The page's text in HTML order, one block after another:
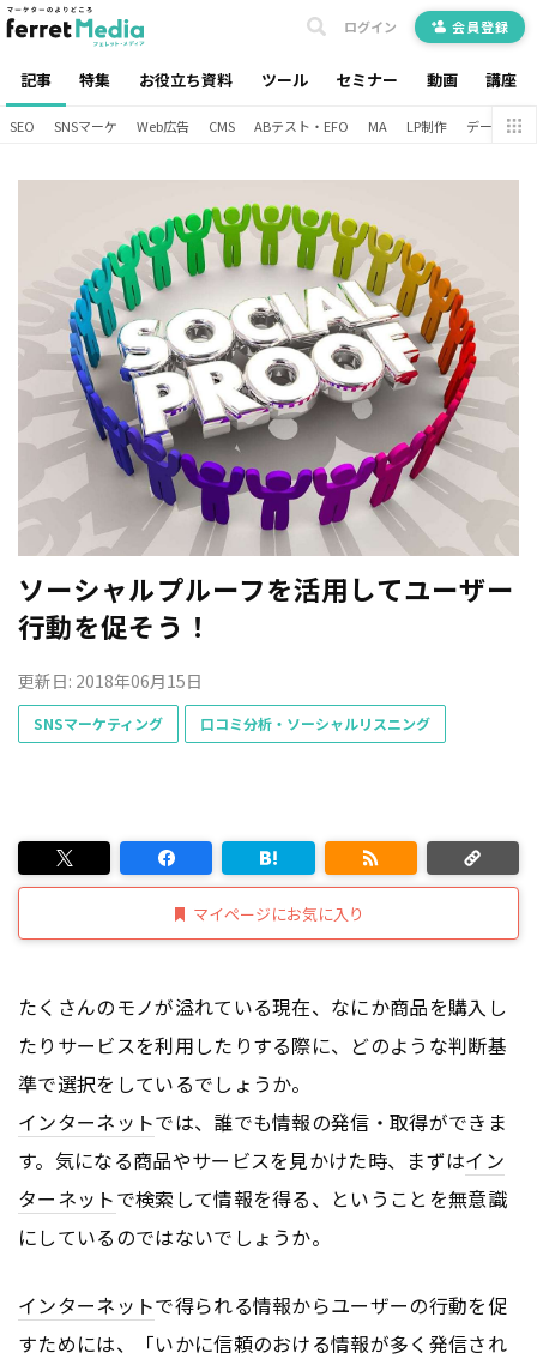
記事 特集 お役立ち資料 ツール セミナー 動画 講座
ログイン 会員登録
SEO SNSマーケ Web広告 CMS ABテスト・EFO MA LP制作 データ分析
ソーシャルプルーフを活用してユーザー
行動を促そう！
更新日: 2018年06月15日
SNSマーケティング 口コミ分析・ソーシャルリスニング
マイページにお気に入り
たくさんのモノが溢れている現在、なにか商品を購入し
たりサービスを利用したりする際に、どのような判断基
準で選択をしているでしょうか。
インターネットでは、誰でも情報の発信・取得ができま
す。気になる商品やサービスを見かけた時、まずはイン
ターネットで検索して情報を得る、ということを無意識
にしているのではないでしょうか。
インターネットで得られる情報からユーザーの行動を促
すためには、「いかに信頼のおける情報が多く発信され